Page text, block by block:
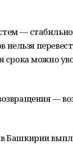
—
нельзя
срока можно
—
Башкирии